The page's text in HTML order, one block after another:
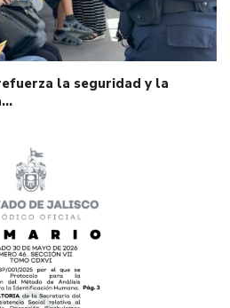
la seguridad y la